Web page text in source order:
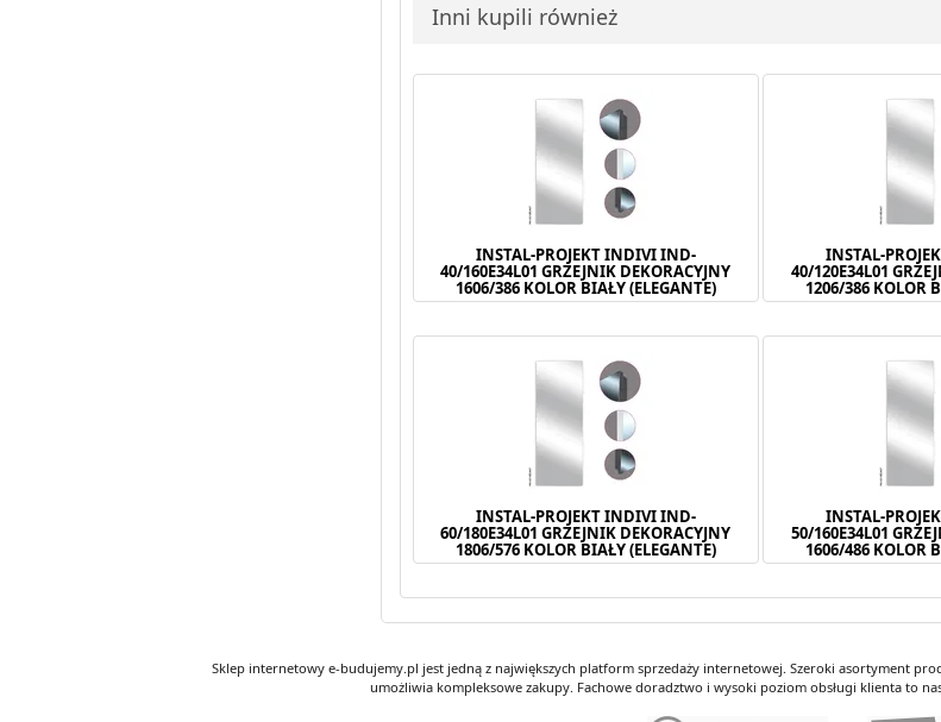
Inni kupili również
INSTAL-PROJEKT INDIVI IND-
40/160E34L01 GRZEJNIK DEKORACYJNY
1606/386 KOLOR BIAŁY (ELEGANTE)
INSTAL-
40/120E34L01
1206/386 KOLOR
INSTAL-PROJEKT INDIVI IND-
60/180E34L01 GRZEJNIK DEKORACYJNY
1806/576 KOLOR BIAŁY (ELEGANTE)
INSTAL-
50/160E34L01
1606/486 KOLOR
Sklep internetowy e-budujemy.pl jest jedną z największych platform sprzedaży internetowej. Szeroki asortyment
umożliwia kompleksowe zakupy. Fachowe doradztwo i wysoki poziom obsługi klienta to